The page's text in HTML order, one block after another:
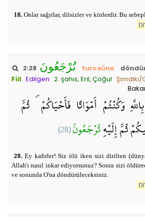
18. Onlar sağırlar, dilsizler ve körlerdir. Bu
2:28 تُرْجَعُونَ turceǔne
Fiil Edilgen 2. şahıs, Eril, Çoğul Şimdiki/
وَكُنْتُمْ أَمْوَاتًا فَأَحْيَاكُمْ ۖ ثُمَّ
ثُمَّ إِلَيْهِتُرْجَعُونَ(28)
28. Ey kafirler! Siz ölü iken sizi dirilten
Allah'ı nasıl inkar ediyorsunuz? Sonra sizi
ve sonunda O'na döndürüleceksiniz.